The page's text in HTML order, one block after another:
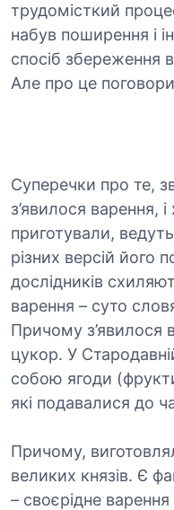
трудомісткий
набув поширення і
спосіб
Але про це
Суперечки про те,
з’явилося варення,
приготували,
різних версій його
дослідників
варення – суто
Причому з’явилося
цукор. У
собою ягоди
які подавалися до
Причому,
великих князів. Є
– своєрідне варення